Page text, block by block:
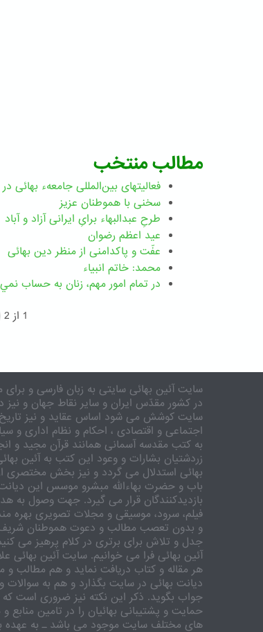
مطالب منتخب
فعالیتهای بین‌المللی جامعهء بهائی
سخنی با هموطنان عزیز
طرحِ عبدالبهاء برایِ ایرانی آزاد و آباد
عید اعظم رضوان
عفّت و پاکدامنی از منظر دین بهائی
محمد: خاتم انبیاء
در تمام امور مهم،‌ زنان به حساب نمي
1 از 2
سایت آئین بهائی سایتی به زبان فارسی و
در کشور مقدّس ایران و سایر نقاط جهان و نیز
سایت کوشش می شود اساس عقاید و نیز تاریخ
اجتماعی و اقتصادی ، احکام و نظام اداری و
به کتب مقدسه آسمانی همانند قرآن مجید و
زردشتیان بشارات و وعود این کتب به آئین
بهائی استدلال می گردد و نیز بخش مختصری
باب و حضرت بهاءالله مبشرو موسس این
بازدیدکنندگان قرار می گیرد. جهت وصول به
فیلم، سرود، موسیقی و مجلات تصویری بهره
و بدون تعصب مطالب و دعوت هموطنان شریف
جدل و تلاش برای برتری در کلام پرهیز می
آئین بهائی فرا می خوانیم. سایت آئین بهائی
هر مقاله و کتاب دریافت نماید و هم مطالب و
دیانت بهائی در سایت بگذارد و هم به
جواب بگوید. ذکر این نکته نیز ضروری است
حمایت و پشتیبانی بهائیان را در تامین
های مختلف سایت موجود می باشد ـ به عهده